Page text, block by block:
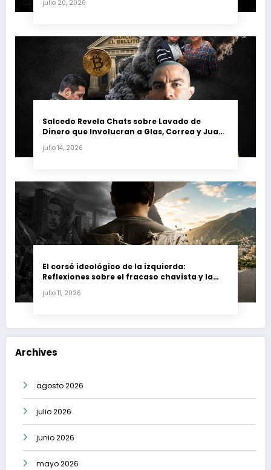
petrolera venezolana
julio 20, 2026
Salcedo Revela Chats sobre Lavado de
Dinero que Involucran a Glas, Correa y Juan
julio 14, 2026
El corsé ideológico de la izquierda:
Reflexiones sobre el fracaso chavista y la
julio 11, 2026
Archives
agosto 2026
julio 2026
junio 2026
mayo 2026